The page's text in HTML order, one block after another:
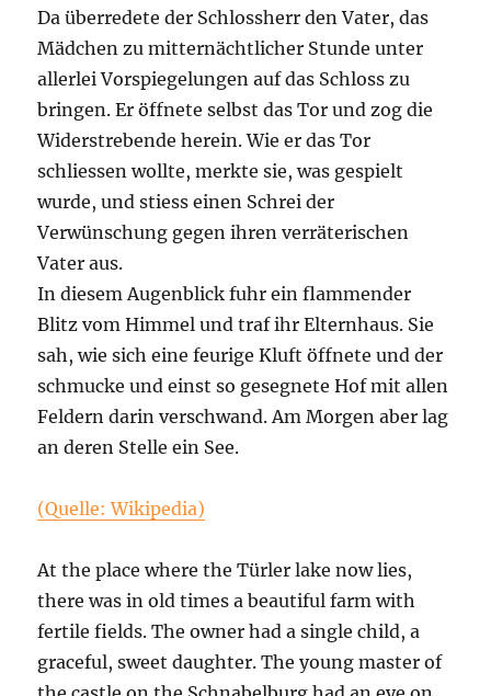
Da überredete der Schlossherr den Vater, das
Mädchen zu mitternächtlicher Stunde unter
allerlei Vorspiegelungen auf das Schloss zu
bringen. Er öffnete selbst das Tor und zog die
Widerstrebende herein. Wie er das Tor
schliessen wollte, merkte sie, was gespielt
wurde, und stiess einen Schrei der
Verwünschung gegen ihren verräterischen
Vater aus.
In diesem Augenblick fuhr ein flammender
Blitz vom Himmel und traf ihr Elternhaus. Sie
sah, wie sich eine feurige Kluft öffnete und der
schmucke und einst so gesegnete Hof mit allen
Feldern darin verschwand. Am Morgen aber lag
an deren Stelle ein See.
(Quelle: Wikipedia)
At the place where the Türler lake now lies,
there was in old times a beautiful farm with
fertile fields. The owner had a single child, a
graceful, sweet daughter. The young master of